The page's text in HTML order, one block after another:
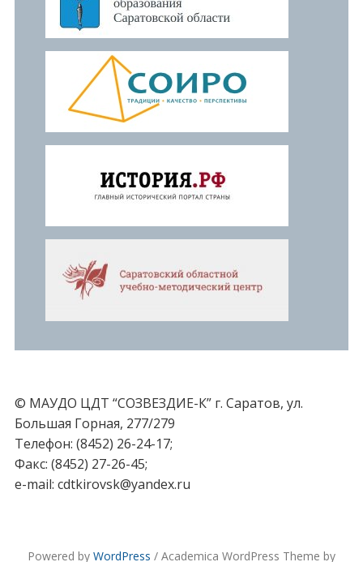
© МАУДО ЦДТ “СОЗВЕЗДИЕ-К” г. Саратов, ул.
Большая Горная, 277/279
Телефон: (8452) 26-24-17;
Факс: (8452) 27-26-45;
e-mail: cdtkirovsk@yandex.ru
Powered by WordPress / Academica WordPress Theme by